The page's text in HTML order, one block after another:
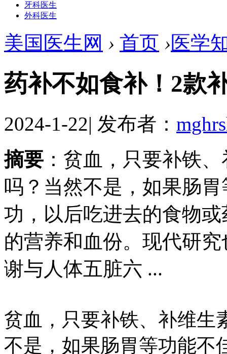
牙科医生
外科医生
美国医生网 › 首页 ›医学
药补不如食补！2款
2024-1-22| 发布者：
摘要 ：贫血，只要补铁
吗？当然不是，如果肠
功，以后吃进去的食物
的营养和血份。现代研
谢与人体五脏六 ...
贫血，只要补铁、补维生
不是，如果肠胃等功能不